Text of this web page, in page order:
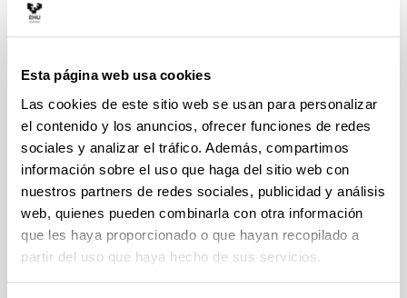
Esta página web usa cookies
Las cookies de este sitio web se usan para personalizar
el contenido y los anuncios, ofrecer funciones de redes
sociales y analizar el tráfico. Además, compartimos
información sobre el uso que haga del sitio web con
nuestros partners de redes sociales, publicidad y análisis
web, quienes pueden combinarla con otra información
que les haya proporcionado o que hayan recopilado a
partir del uso que haya hecho de sus servicios.
Grado en Educación Infantil
Información General del Grado
Módulos
Horarios del curso 2026-2027
Calendario de exámenes del curso 2026-2027
(Abre una nueva ventana)
Guía de acuerdos modulares (aprobada el 24
de junio de 2025)
PDF , 504,37 KB
(Abre una nueva ventana)
XII Jornadas Arte y Pequeña Infancia(PDF,
517,28KB